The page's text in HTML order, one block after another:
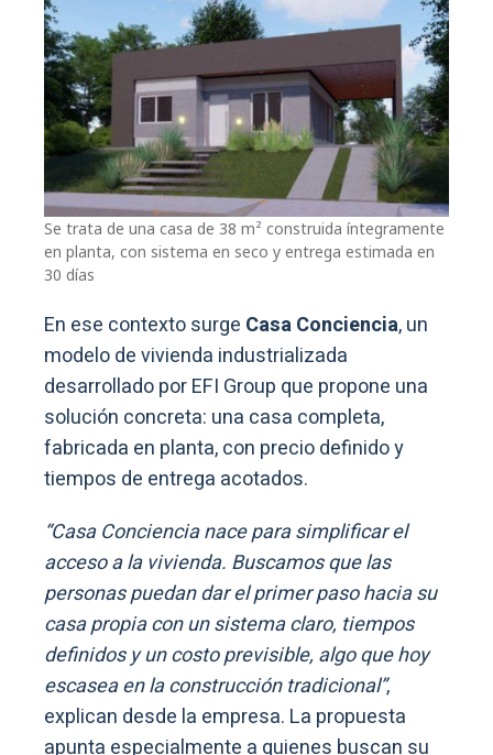
Se trata de una casa de 38 m² construida íntegramente
en planta, con sistema en seco y entrega estimada en
30 días
En ese contexto surge Casa Conciencia, un
modelo de vivienda industrializada
desarrollado por EFI Group que propone una
solución concreta: una casa completa,
fabricada en planta, con precio definido y
tiempos de entrega acotados.
“Casa Conciencia nace para simplificar el
acceso a la vivienda. Buscamos que las
personas puedan dar el primer paso hacia su
casa propia con un sistema claro, tiempos
definidos y un costo previsible, algo que hoy
escasea en la construcción tradicional”,
explican desde la empresa. La propuesta
apunta especialmente a quienes buscan su